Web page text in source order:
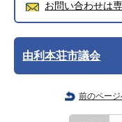
お問い合わせは
由利本荘市議会
前のペー